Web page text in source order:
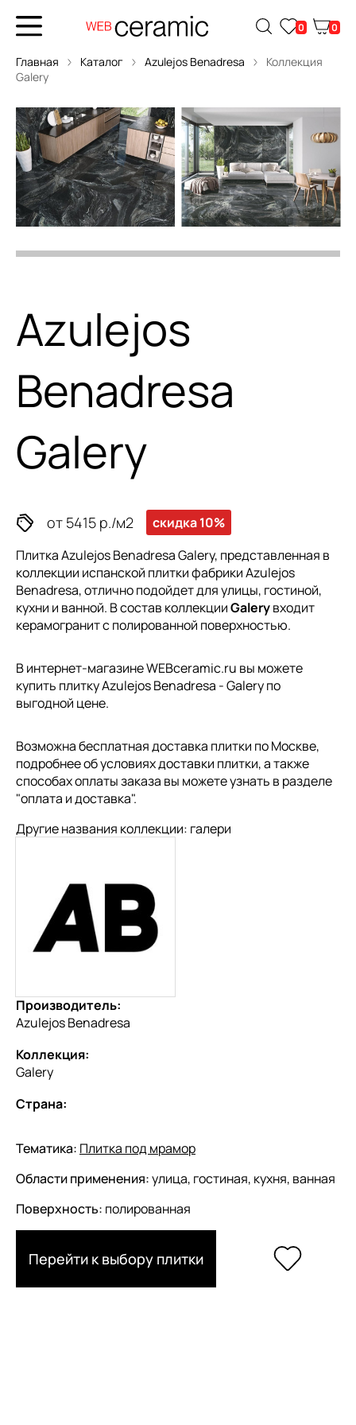
0 0
Главная Каталог Azulejos Benadresa
Коллекция
Galery
Azulejos
Benadresa
Galery
от 5415 р./м2
скидка 10%
Плитка Azulejos Benadresa Galery, представленная в
коллекции испанской плиткифабрики Azulejos
Benadresa, отлично подойдет для улицы, гостиной,
кухни и ванной. В состав коллекцииGaleryвходит
керамогранит с полированной поверхностью.
В интернет-магазине WEBceramic.ru вы можете
купить плитку Azulejos Benadresa - Galery по
выгодной цене.
Возможна бесплатная доставка плитки по Москве,
подробнее об условиях доставки плитки, а также
способах оплаты заказа вы можете узнать в разделе
"оплата и доставка".
Другие названия коллекции: галери
Производитель:
Azulejos Benadresa
Коллекция:
Galery
Страна:
Тематика: Плитка под мрамор
Области применения:улица, гостиная, кухня, ванная
Поверхность: полированная
Перейти к выбору плитки